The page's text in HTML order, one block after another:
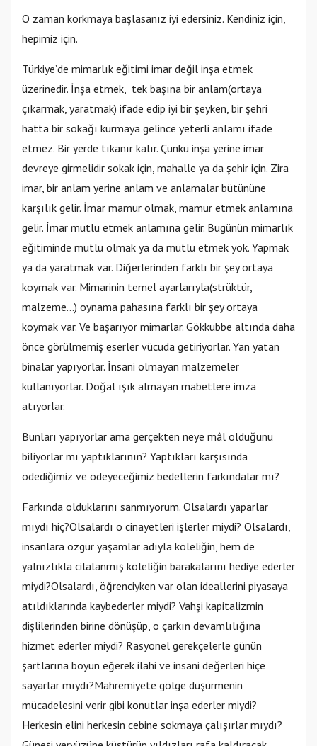
O zaman korkmaya başlasanız iyi edersiniz. Kendiniz için,
hepimiz için.
Türkiye’de mimarlık eğitimi imar değil inşa etmek
üzerinedir. İnşa etmek, tek başına bir anlam(ortaya
çıkarmak, yaratmak) ifade edip iyi bir şeyken, bir şehri
hatta bir sokağı kurmaya gelince yeterli anlamı ifade
etmez. Bir yerde tıkanır kalır. Çünkü inşa yerine imar
devreye girmelidir sokak için, mahalle ya da şehir için. Zira
imar, bir anlam yerine anlam ve anlamalar bütününe
karşılık gelir. İmar mamur olmak, mamur etmek anlamına
gelir. İmar mutlu etmek anlamına gelir. Bugünün mimarlık
eğitiminde mutlu olmak ya da mutlu etmek yok. Yapmak
ya da yaratmak var. Diğerlerinden farklı bir şey ortaya
koymak var. Mimarinin temel ayarlarıyla(strüktür,
malzeme…) oynama pahasına farklı bir şey ortaya
koymak var. Ve başarıyor mimarlar. Gökkubbe altında daha
önce görülmemiş eserler vücuda getiriyorlar. Yan yatan
binalar yapıyorlar. İnsani olmayan malzemeler
kullanıyorlar. Doğal ışık almayan mabetlere imza
atıyorlar.
Bunları yapıyorlar ama gerçekten neye mâl olduğunu
biliyorlar mı yaptıklarının? Yaptıkları karşısında
ödediğimiz ve ödeyeceğimiz bedellerin farkındalar mı?
Farkında olduklarını sanmıyorum. Olsalardı yaparlar
mıydı hiç?Olsalardı o cinayetleri işlerler miydi? Olsalardı,
insanlara özgür yaşamlar adıyla köleliğin, hem de
yalnızlıkla cilalanmış köleliğin barakalarını hediye ederler
miydi?Olsalardı, öğrenciyken var olan ideallerini piyasaya
atıldıklarında kaybederler miydi? Vahşi kapitalizmin
dişlilerinden birine dönüşüp, o çarkın devamlılığına
hizmet ederler miydi? Rasyonel gerekçelerle günün
şartlarına boyun eğerek ilahi ve insani değerleri hiçe
sayarlar mıydı?Mahremiyete gölge düşürmenin
mücadelesini verir gibi konutlar inşa ederler miydi?
Herkesin elini herkesin cebine sokmaya çalışırlar mıydı?